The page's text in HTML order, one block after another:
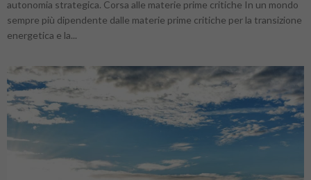
autonomia strategica. Corsa alle materie prime critiche In un mondo
sempre più dipendente dalle materie prime critiche per la transizione
energetica e la...